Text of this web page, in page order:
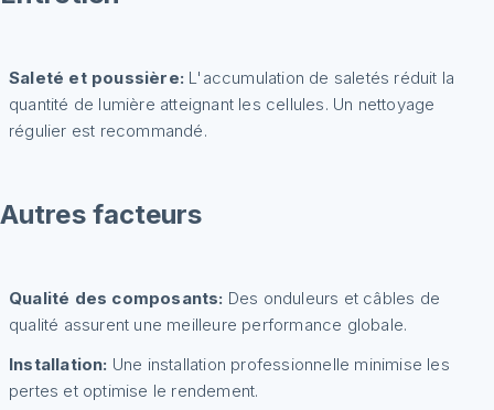
Saleté et poussière: L'accumulation de saletés réduit la
quantité de lumière atteignant les cellules. Un nettoyage
régulier est recommandé.
Autres facteurs
Qualité des composants: Des onduleurs et câbles de
qualité assurent une meilleure performance globale.
Installation: Une installation professionnelle minimise les
pertes et optimise le rendement.